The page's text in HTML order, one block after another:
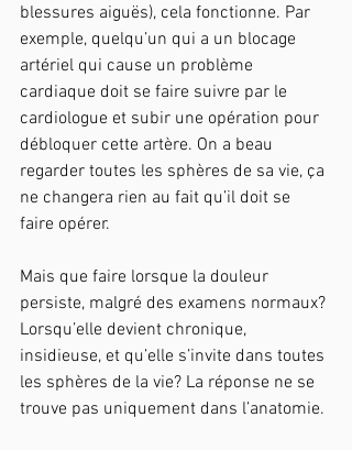
blessures aiguës), cela fonctionne. Par
exemple, quelqu’un qui a un blocage
artériel qui cause un problème
cardiaque doit se faire suivre par le
cardiologue et subir une opération pour
débloquer cette artère. On a beau
regarder toutes les sphères de sa vie, ça
ne changera rien au fait qu’il doit se
faire opérer.
Mais que faire lorsque la douleur
persiste, malgré des examens normaux?
Lorsqu’elle devient chronique,
insidieuse, et qu’elle s’invite dans toutes
les sphères de la vie? La réponse ne se
trouve pas uniquement dans l’anatomie.